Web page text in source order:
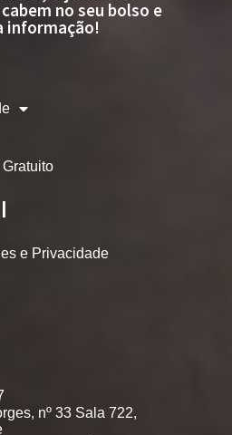
no seu bolso e
informação!
e Privacidade
nº 33 Sala 722,